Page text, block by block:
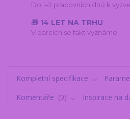
Do 1–2 pracovních dnů k
🎁 14 LET NA TRHU
V dárcích se fakt vyznáme
Kompletní specifikace
Komentáře
0 Inspirace na